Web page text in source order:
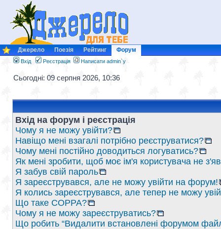
Джерело Поезія Рейтинг Форум
Вхід Реєстрація Написати admin`у
Сьогодні: 09 серпня 2026, 10:36
Вхід на форум і реєстрація
Чому я не можу увійти?
Навіщо мені взагалі потрібно реєструватися?
Чому мені постійно доводиться логуватись?
Як мені зробити, щоб моє ім'я користувача не
Я забув свій пароль
Я зареєструвався, але не можу увійти на форум!
Я колись зареєструвався, але тепер не можу
Що таке COPPA?
Чому я не можу зареєструватись?
Що робить “Видалити встановлені форумом